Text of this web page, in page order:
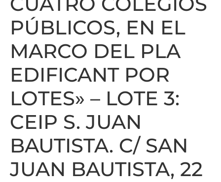
PÚBLICOS, EN EL
MARCO DEL PLA
EDIFICANT POR
LOTES» – LOTE 3:
CEIP S. JUAN
BAUTISTA. C/ SAN
JUAN BAUTISTA, 22